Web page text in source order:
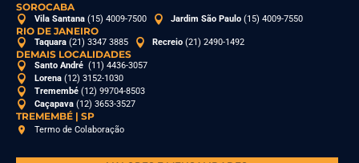
SOROCABA
Vila Santana (15) 4009-7500 Jardim São Paulo (15) 4009-7550
RIO DE JANEIRO
Taquara (21) 3347 3885 Recreio (21) 2490-1492
DEMAIS LOCALIDADES
Santo André (11) 4436-3057
Lorena (12) 3152-1030
Tremembé (12) 99704-8503
Caçapava (12) 3653-3527
TREMEMBÉ | SP
Termo de Colaboração